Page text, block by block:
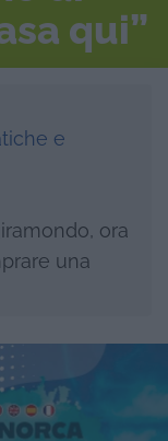
qui”
e
ora
una